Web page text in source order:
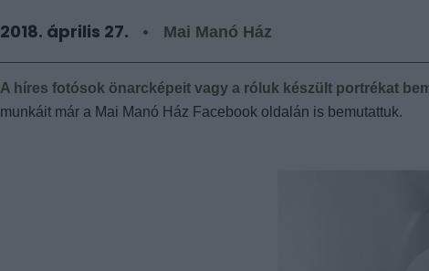
2018. április 27. Mai Manó Ház
A híres fotósok önarcképeit vagy a róluk készült portrékat
munkáit már a Mai Manó Ház Facebook oldalán is bemutattuk.